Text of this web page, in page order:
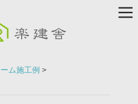
ム施工例 >